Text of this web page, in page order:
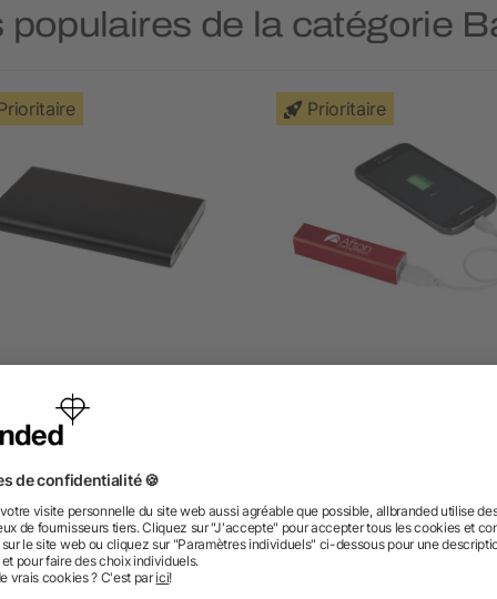
populaires de la catégorie
de 4000 mAh Pep
dès 4,39 €
Prioritaire